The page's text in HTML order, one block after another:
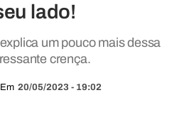
lado!
um pouco mais dessa
crença.
Em 20/05/2023 - 19:02